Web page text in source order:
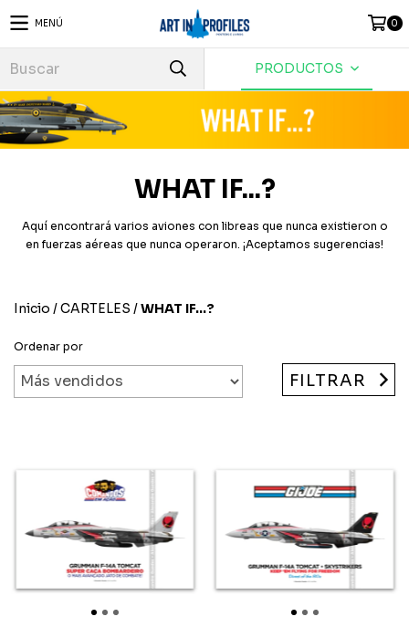
MENÚ 0
PRODUCTOS
WHAT IF...?
Aquí encontrará varios aviones con libreas que nunca existieron o
en fuerzas aéreas que nunca operaron. ¡Aceptamos sugerencias!
Inicio /CARTELES /WHAT IF...?
Ordenar por
FILTRAR